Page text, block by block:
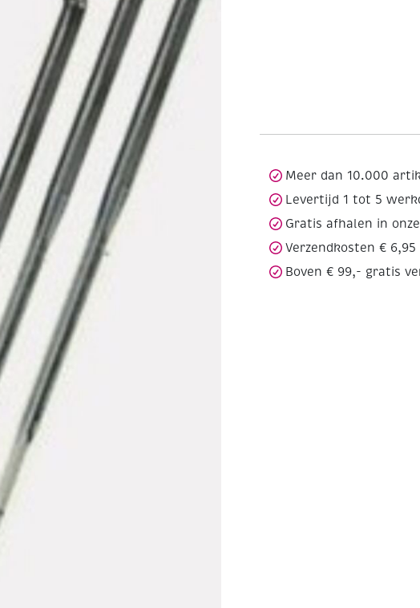
Meer dan 10.000
Levertijd 1 tot 5
Gratis afhalen in onze
Verzendkosten € 6,95
Boven € 99,- gratis